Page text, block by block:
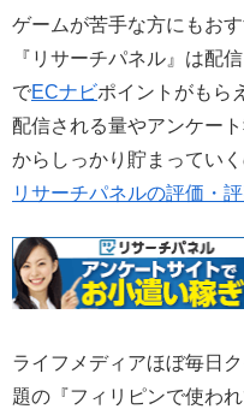
ゲームが苦手な方にもお
『リサーチパネル』は配
でECナビポイントがもら
配信される量やアンケー
からしっかり貯まってい
リサーチパネルの評価・
ライフメディアほぼ毎日
題の『フィリピンで使わ